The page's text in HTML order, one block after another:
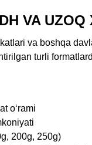
VA
va boshqa
turli
o‘rami
200g, 250g)